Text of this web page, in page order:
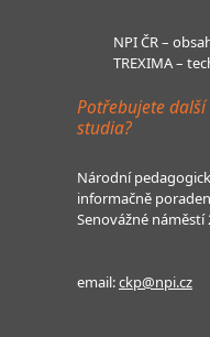
NPI ČR –
TREXIMA –
Potřebujete
studia?
Národní
informačně
Senovážné náměstí
email:ckp@npi.cz